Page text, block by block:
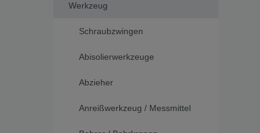
Werkzeug
Schraubzwingen
Abisolierwerkzeuge
Abzieher
Anreißwerkzeug / Messmittel